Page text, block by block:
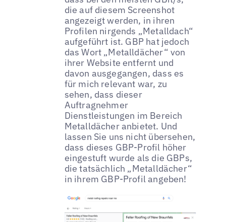
die auf diesem Screenshot
angezeigt werden, in ihren
Profilen nirgends „Metalldach“
aufgeführt ist. GBP hat jedoch
das Wort „Metalldächer“ von
ihrer Website entfernt und
davon ausgegangen, dass es
für mich relevant war, zu
sehen, dass dieser
Auftragnehmer
Dienstleistungen im Bereich
Metalldächer anbietet. Und
lassen Sie uns nicht übersehen,
dass dieses GBP-Profil höher
eingestuft wurde als die GBPs,
die tatsächlich „Metalldächer“
in ihrem GBP-Profil angeben!